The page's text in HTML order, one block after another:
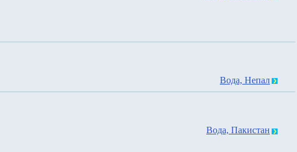
Вода, Непал
Вода, Пакистан